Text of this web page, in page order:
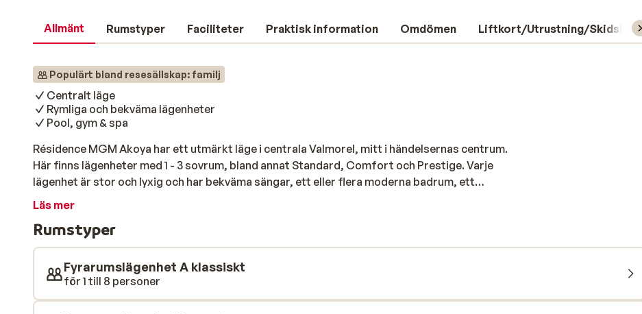
Allmänt Rumstyper Faciliteter Praktisk information Omdömen Liftkort/Utrustning/Skidskola
Populärt bland resesällskap: familj
Centralt läge
Rymliga och bekväma lägenheter
Pool, gym & spa
Résidence MGM Akoya har ett utmärkt läge i centrala Valmorel, mitt i händelsernas centrum.
Här finns lägenheter med 1 - 3 sovrum, bland annat Standard, Comfort och Prestige. Varje
lägenhet är stor och lyxig och har bekväma sängar, ett eller flera moderna badrum, ett
användbart kök, en TV och en privat balkong. Efter en fantastisk dag i backen kan du njuta av
bubbelpool, bastu, hamam, gym och mycket mer. Mot en extra avgift kan du även unna dig en
lugnande massage eller skönhetsbehandling med den lyxiga hudvårdsserien Pure Altitude.
Läs mer
Rumstyper
Fyrarumslägenhet A klassiskt
för 1 till 8 personer